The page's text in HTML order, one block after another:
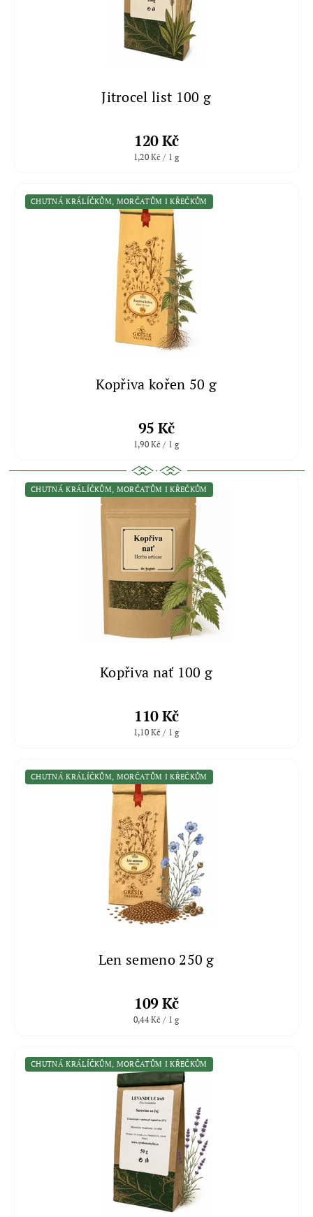
Jitrocel list 100 g
120 Kč
1,20 Kč / 1 g
CHUTNÁ KRÁLÍČKŮM, MORČATŮM I KŘEČKŮM
Kopřiva kořen 50 g
95 Kč
1,90 Kč / 1 g
CHUTNÁ KRÁLÍČKŮM, MORČATŮM I KŘEČKŮM
Kopřiva nať 100 g
110 Kč
1,10 Kč / 1 g
CHUTNÁ KRÁLÍČKŮM, MORČATŮM I KŘEČKŮM
Len semeno 250 g
109 Kč
0,44 Kč / 1 g
CHUTNÁ KRÁLÍČKŮM, MORČATŮM I KŘEČKŮM